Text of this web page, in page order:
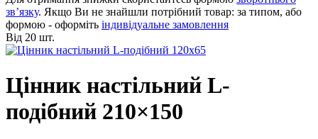
зв’язку. Якщо Ви не знайшли потрібний товар: за типом, або
формою - оформіть індивідуальне замовлення
Від 20 шт.
Цінник настільний L-
подібний 210×150